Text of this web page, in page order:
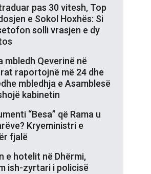
pas 30 vitesh, Top
e Sokol Hoxhës: Si
solli vrasjen e dy
mbledh Qeverinë në
raportojnë më 24 dhe
mbledhja e Asamblesë
kabinetin
“Besa” që Rama u
Kryeministri e
fjalë
e hotelit në Dhërmi,
ish-zyrtari i policisë